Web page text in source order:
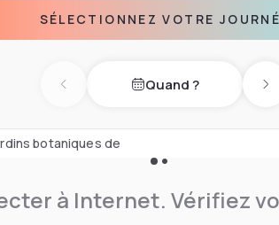
matin. Le marché
des collations et
bain à remous.
botaniques de
SÉLECTIONNEZ VOTRE
Previous dayQuand ?
à Internet. Vérifiez